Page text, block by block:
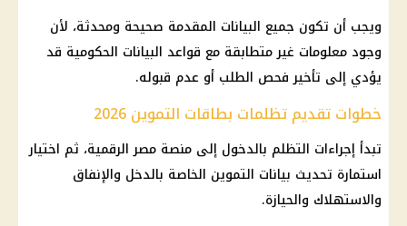
ويجب أن تكون جميع البيانات المقدمة صحيحة ومحدثة، لأن
وجود معلومات غير متطابقة مع قواعد البيانات الحكومية قد
يؤدي إلى تأخير فحص الطلب أو عدم قبوله.
خطوات تقديم تظلمات بطاقات التموين 2026
تبدأ إجراءات التظلم بالدخول إلى منصة مصر الرقمية، ثم اختيار
استمارة تحديث بيانات التموين الخاصة بالدخل والإنفاق
والاستهلاك والحيازة.